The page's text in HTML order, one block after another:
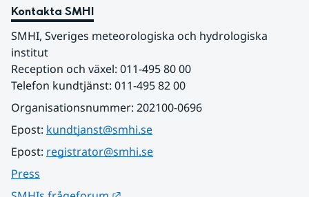
Kontakta SMHI
SMHI, Sveriges meteorologiska och hydrologiska
institut
Reception och växel: 011-495 80 00
Telefon kundtjänst: 011-495 82 00
Organisationsnummer: 202100-0696
Epost: kundtjanst@smhi.se
Epost: registrator@smhi.se
Press